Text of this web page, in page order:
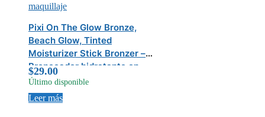
maquillaje
Pixi On The Glow Bronze,
Beach Glow, Tinted
Moisturizer Stick Bronzer –
Bronceador hidratante en
barra
$29.00
Último disponible
Leer más